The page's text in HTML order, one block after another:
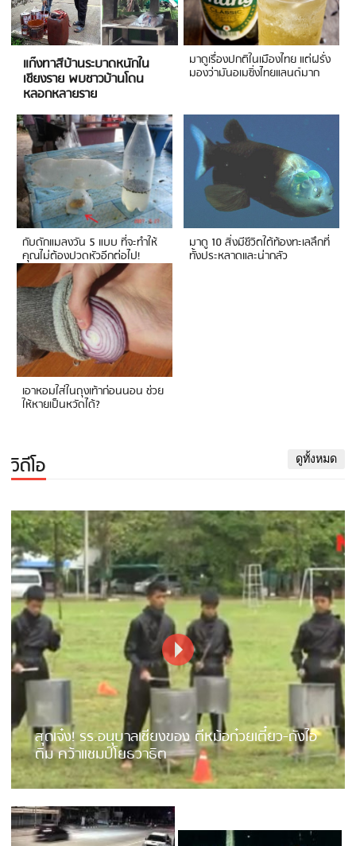
แก๊งทาสีบ้านระบาดหนักใน
เชียงราย พบชาวบ้านโดน
หลอกหลายราย
มาดูเรื่องปกติในเมืองไทย แต่ฝรั่ง
มองว่ามันอเมซิ่งไทยแลนด์มาก
กับดักแมลงวัน 5 แบบ ที่จะทำให้
คุณไม่ต้องปวดหัวอีกต่อไป!
มาดู 10 สิ่งมีชีวิตใต้ท้องทะเลลึกที่
ทั้งประหลาดและน่ากลัว
เอาหอมใส่ในถุงเท้าก่อนนอน ช่วย
ให้หายเป็นหวัดได้?
วิดีโอ ดูทั้งหมด
สุดเจ๋ง! รร.อนุบาลเชียงของ ตีหม้อก๋วยเตี๋ยว-ถังไอ
ติม คว้าแชมป์โยธวาธิต